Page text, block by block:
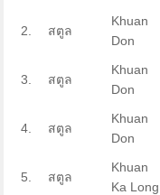
2. สตูล
Khuan
Don
3. สตูล
Khuan
Don
4. สตูล
Khuan
Don
5. สตูล
Khuan
Ka Long